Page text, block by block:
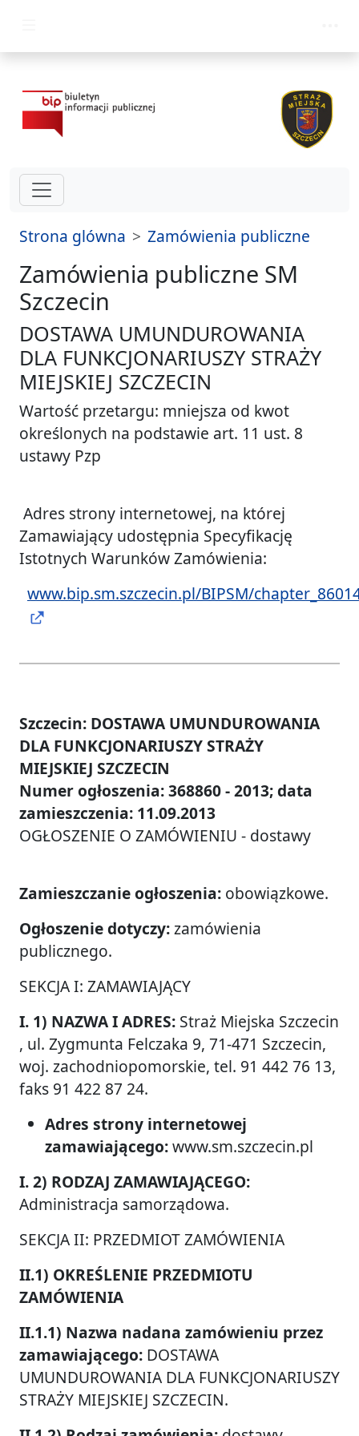
Strona glówna Zamówienia publiczne
Zamówienia publiczne SM
Szczecin
DOSTAWA UMUNDUROWANIA
DLA FUNKCJONARIUSZY STRAŻY
MIEJSKIEJ SZCZECIN
Wartość przetargu: mniejsza od kwot
określonych na podstawie art. 11 ust. 8
ustawy Pzp
Adres strony internetowej, na której
Zamawiający udostępnia Specyfikację
Istotnych Warunków Zamówienia:
www.bip.sm.szczecin.pl/BIPSM/
Szczecin: DOSTAWA UMUNDUROWANIA
DLA FUNKCJONARIUSZY STRAŻY
MIEJSKIEJ SZCZECIN
Numer ogłoszenia: 368860 - 2013; data
zamieszczenia: 11.09.2013
OGŁOSZENIE O ZAMÓWIENIU - dostawy
Zamieszczanie ogłoszenia: obowiązkowe.
Ogłoszenie dotyczy:zamówienia
publicznego.
SEKCJA I: ZAMAWIAJĄCY
I. 1) NAZWA I ADRES: Straż Miejska Szczecin
, ul. Zygmunta Felczaka 9, 71-471 Szczecin,
woj. zachodniopomorskie, tel. 91 442 76 13,
faks 91 422 87 24.
Adres strony internetowej
zamawiającego:www.sm.szczecin.pl
I. 2) RODZAJ ZAMAWIAJĄCEGO:
Administracja samorządowa.
SEKCJA II: PRZEDMIOT ZAMÓWIENIA
II.1) OKREŚLENIE PRZEDMIOTU
ZAMÓWIENIA
II.1.1) Nazwa nadana zamówieniu przez
zamawiającego: DOSTAWA
UMUNDUROWANIA DLA FUNKCJONARIUSZY
STRAŻY MIEJSKIEJ SZCZECIN.